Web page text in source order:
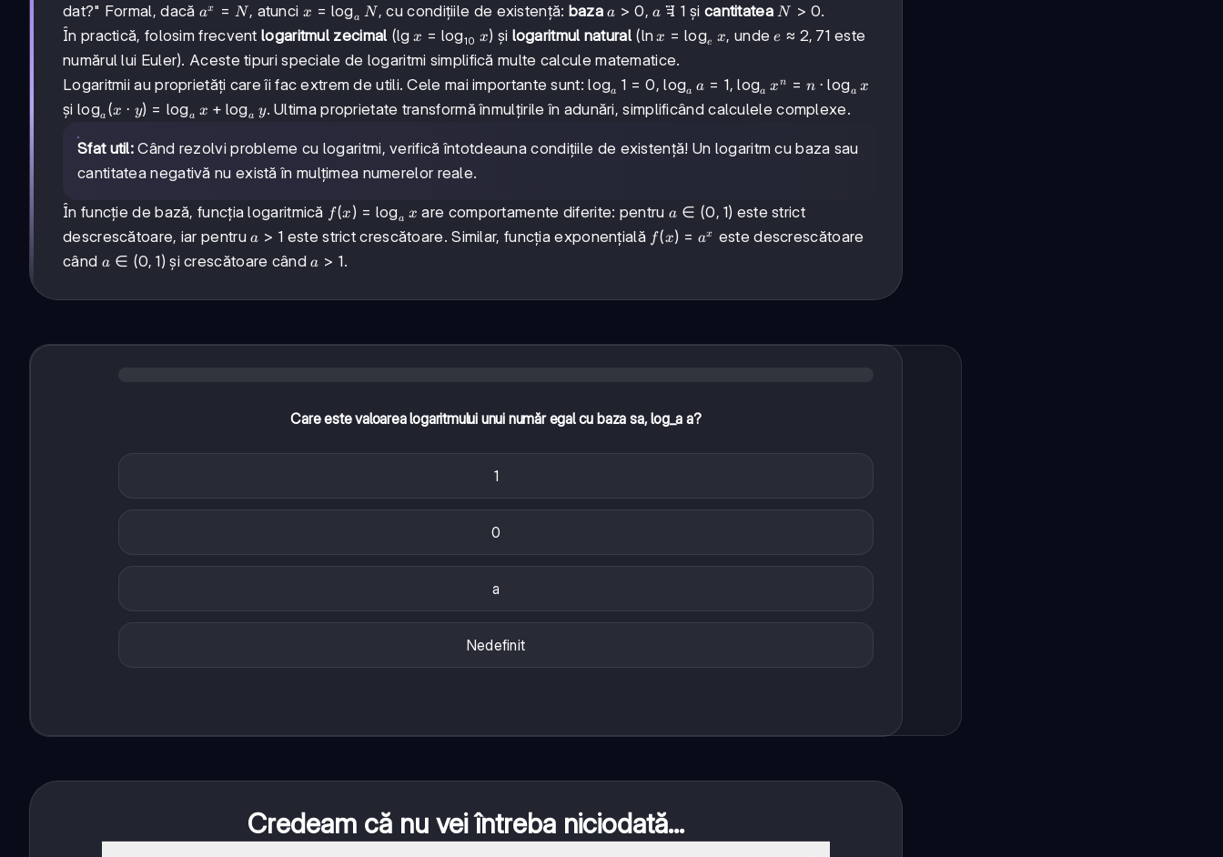
dat?" Formal, dacă a^x
=
N
ax = N , atunci x =
\log_a
N
x = loga N , cu condițiile de existență: baza a
>
0
a > 0,a
\neq
1
a 
= 1 și cantitatea N
>
0
N > 0.
În practică, folosim frecvent logaritmul zecimal (\lg x =
\log_{10}
x
lg x = log10 x) și logaritmul natural(\ln x =
\log_e
x
lnx = loge x, undee
e ≈ 2, 71 este
numărul lui Euler). Aceste tipuri speciale de logaritmi simplifică multe calcule matematice.
Logaritmii au proprietăți care îi fac extrem de utili. Cele mai importante sunt:\log_a
1 = 0
loga 1 = 0,\log_a
a = 1
loga a = 1,\log_a
x^n =
n
\cdot
\log_a
loga xn = n ⋅ loga x
și \log_a
\cdot
\log_a
\log_a
y
loga (x ⋅ y) = loga x + loga y. Ultima proprietate transformă înmulțirile în adunări, simplificând calculele complexe.
Sfat util: Când rezolvi probleme cu logaritmi, verifică întotdeauna condițiile de existență! Un logaritm cu baza sau
cantitatea negativă nu există în mulțimea numerelor reale.
În funcție de bază, funcția logaritmică f(x) =
\log_a
x
f(x) = loga x are comportamente diferite: pentru a
\in
(0,
a ∈ (0, 1) este strict
descrescătoare, iar pentrua
>
1
a > 1 este strict crescătoare. Similar, funcția exponențială f(x)
f(x) = ax este descrescătoare
când a
(0,
a ∈ (0, 1)și crescătoare cânda
1
a > 1.
Care este valoarea logaritmului unui număr egal cu baza sa, log_a a?
1
0
a
Nedefinit
Credeam că nu vei întreba niciodată...